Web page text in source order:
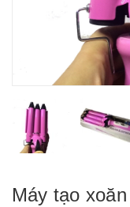
Máy tạo